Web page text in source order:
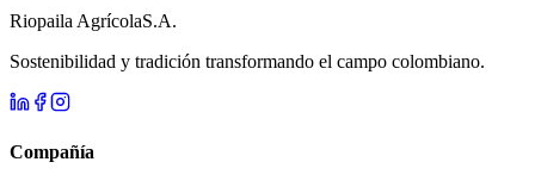
Riopaila AgrícolaS.A.
Sostenibilidad y tradición transformando el campo colombiano.
Compañía